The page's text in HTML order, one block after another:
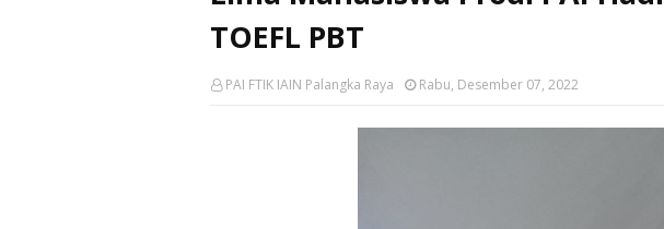
TOEFL PBT
PAI FTIK IAIN Palangka Raya Rabu, Desember 07, 2022